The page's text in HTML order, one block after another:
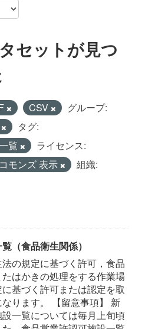
セットが見つ
CSV
グループ:
タグ:
覧
ライセンス:
モンズ 表示
組織:
（食品衛生関係）
の規定に基づく許可，食品
はかきの処理をする作業場
基づく許可または認定を取
ります。 【留意事項】 新
一覧については毎月上旬頃